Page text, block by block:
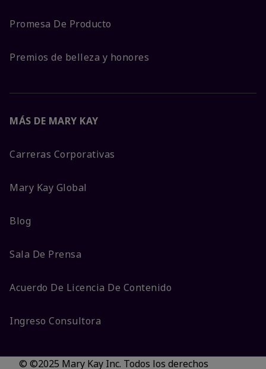
Promesa De Producto
Premios de belleza y honores
MÁS DE MARY KAY
Carreras Corporativas
Mary Kay Global
Blog
Sala De Prensa
Acuerdo De Licencia De Contenido
Ingreso Consultora
© ©2025 Mary Kay Inc. Todos los derechos